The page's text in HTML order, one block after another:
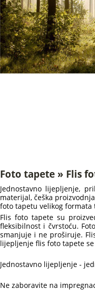
Foto tapete » Flis
Jednostavno lijepljenje,
materijal, češka
foto tapetu velikog
Flis foto tapete su
fleksibilnost i čvrstoću.
smanjuje i ne proširuje.
lijepljenje flis foto tapete
Jednostavno lijepljenje -
Ne zaboravite na